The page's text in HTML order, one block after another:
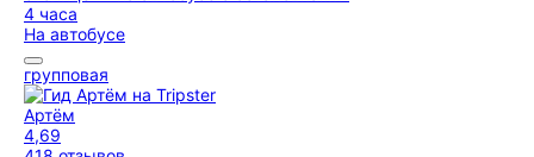
4 часа
На автобусе
групповая
Артём
4,69